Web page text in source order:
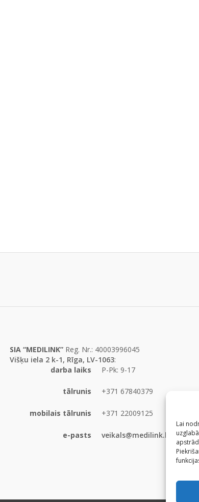
Lai
SIA “MEDILINK” Reg. Nr.: 40003996045
Višķu iela 2 k-1, Rīga, LV-1063:
darba laiks
P-Pk: 9-17
tālrunis +371 67840379
mobilais tālrunis +371 22009125
e-pasts veikals@medilink.lv